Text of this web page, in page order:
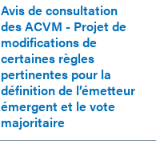
Avis de consultation
des ACVM - Projet de
modifications de
certaines règles
pertinentes pour la
définition de l’émetteur
émergent et le vote
majoritaire